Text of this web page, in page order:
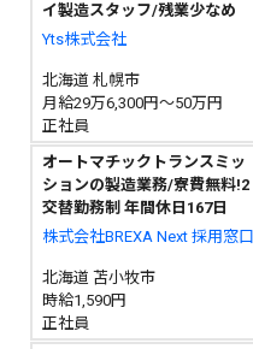
イ製造スタッフ/残業少なめ
Yts株式会社
北海道 札幌市
月給29万6,300円～50万円
正社員
オートマチックトランスミッ
ションの製造業務/寮費無料!2
交替勤務制 年間休日167日
株式会社BREXA Next 採用窓口
北海道 苫小牧市
時給1,590円
正社員